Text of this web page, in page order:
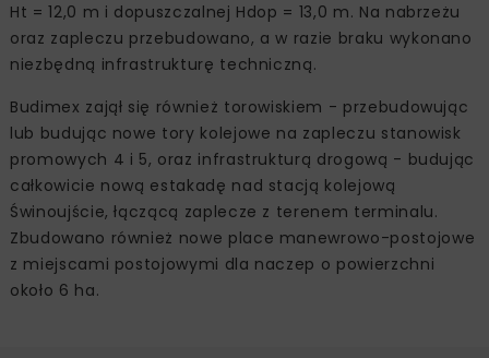
Ht = 12,0 m i dopuszczalnej Hdop = 13,0 m‎. Na nabrzeżu
oraz zapleczu przebudowano, a w razie braku wykonano
niezbędną infrastrukturę techniczną.
Budimex zajął się również torowiskiem - przebudowując
lub budując nowe tory kolejowe na zapleczu stanowisk
promowych 4 i 5, oraz infrastrukturą drogową - budując
całkowicie nową estakadę nad stacją kolejową
Świnoujście, łączącą zaplecze z terenem terminalu.
Zbudowano również nowe place manewrowo-postojowe
z miejscami postojowymi dla naczep o powierzchni
około 6 ha.